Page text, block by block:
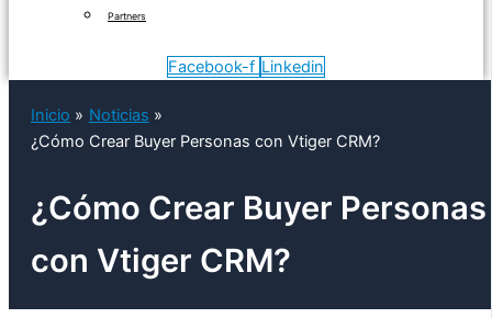
Partners
Facebook-f Linkedin
Inicio
Noticias
¿Cómo Crear Buyer Personas con Vtiger CRM?
¿Cómo Crear Buyer Personas
con Vtiger CRM?